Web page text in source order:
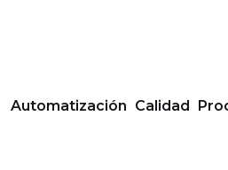
Automatización Calidad